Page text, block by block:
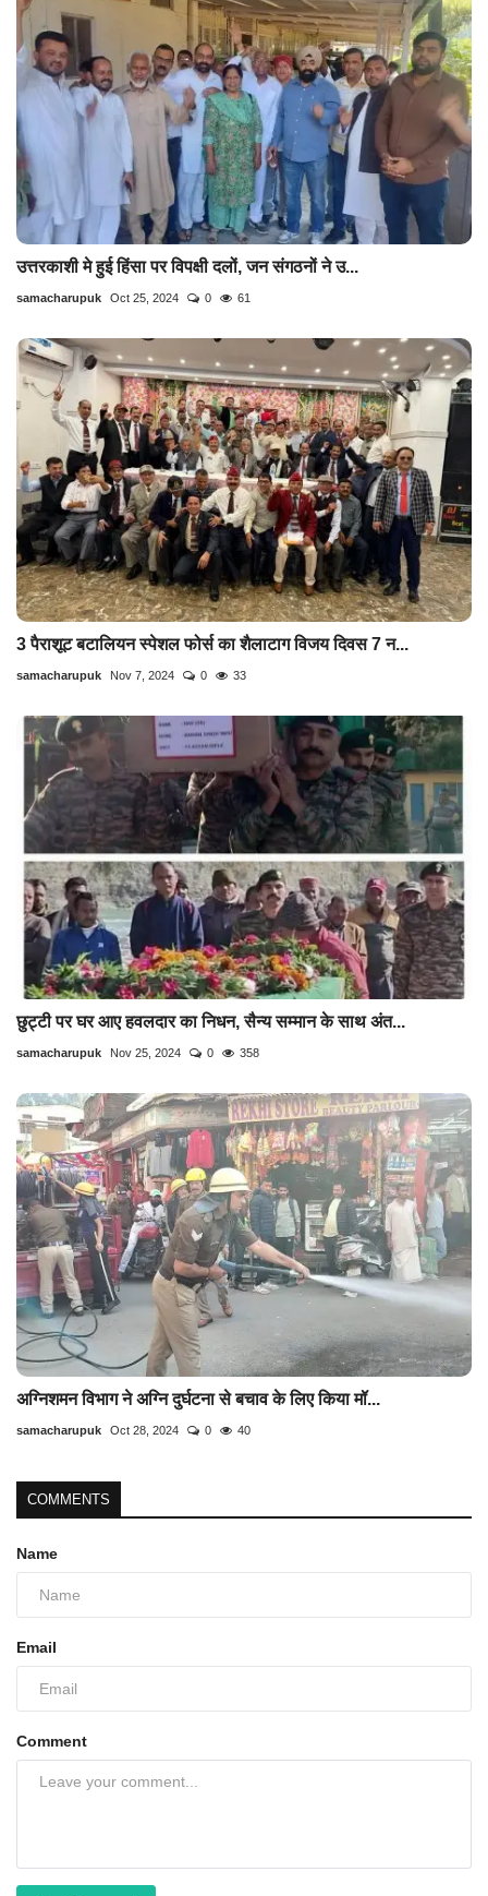
उत्तरकाशी मे हुई हिंसा पर विपक्षी दलों, जन संगठनों ने उ...
samacharupuk Oct 25, 2024 0 61
3 पैराशूट बटालियन स्पेशल फोर्स का शैलाटाग विजय दिवस 7 न...
samacharupuk Nov 7, 2024 0 33
छुट्टी पर घर आए हवलदार का निधन, सैन्य सम्मान के साथ अंत...
samacharupuk Nov 25, 2024 0 358
अग्निशमन विभाग ने अग्नि दुर्घटना से बचाव के लिए किया मॉ...
samacharupuk Oct 28, 2024 0 40
COMMENTS
Name
Email
Comment